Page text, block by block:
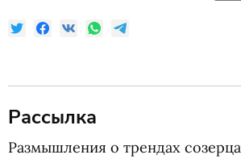
Рассылка
Размышления о трендах